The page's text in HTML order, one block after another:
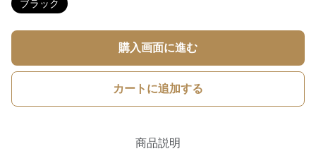
ブラック
購入画面に進む
カートに追加する
商品説明